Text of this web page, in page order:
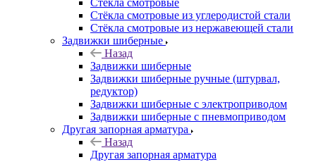
Стёкла смотровые
Стёкла смотровые из углеродистой стали
Стёкла смотровые из нержавеющей стали
Задвижки шиберные
Назад
Задвижки шиберные
Задвижки шиберные ручные (штурвал,
редуктор)
Задвижки шиберные с электроприводом
Задвижки шиберные с пневмоприводом
Другая запорная арматура
Назад
Другая запорная арматура